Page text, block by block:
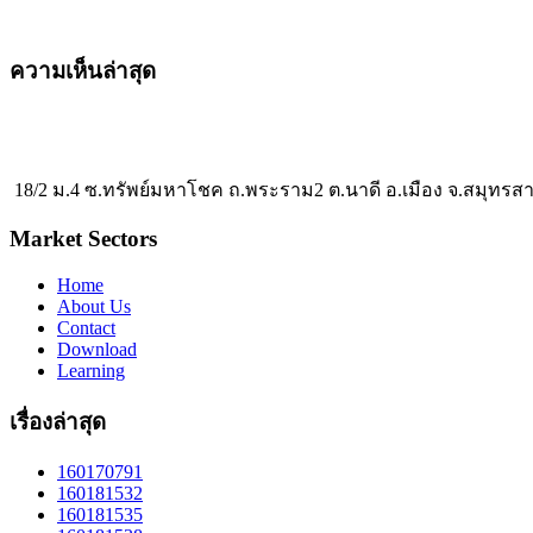
ความเห็นล่าสุด
18/2 ม.4 ซ.ทรัพย์มหาโชค ถ.พระราม2 ต.นาดี อ.เมือง จ.สมุทรส
Market Sectors
Home
About Us
Contact
Download
Learning
เรื่องล่าสุด
160170791
160181532
160181535